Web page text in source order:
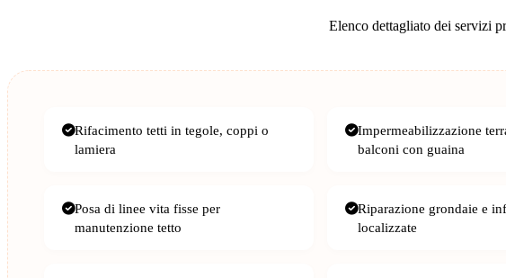
Elenco dettagliato dei servizi
Rifacimento tetti in tegole, coppi o
lamiera
Impermeabilizzazione
balconi con guaina
Posa di linee vita fisse per
manutenzione tetto
Riparazione grondaie e
localizzate